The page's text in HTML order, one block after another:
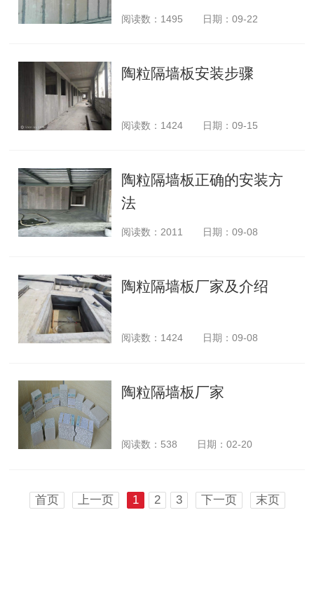
阅读数： 1495 日期：09-22
陶粒隔墙板安装步骤
阅读数： 1424 日期：09-15
陶粒隔墙板正确的安装方
法
阅读数： 2011 日期：09-08
陶粒隔墙板厂家及介绍
阅读数： 1424 日期：09-08
陶粒隔墙板厂家
阅读数： 538 日期：02-20
首页 上一页 1 2 3 下一页 末页